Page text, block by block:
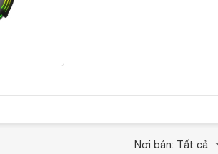
Nơi bán: Tất cả